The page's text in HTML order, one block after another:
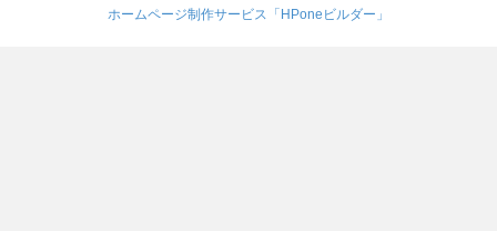
ホームページ制作サービス「HPoneビルダー」